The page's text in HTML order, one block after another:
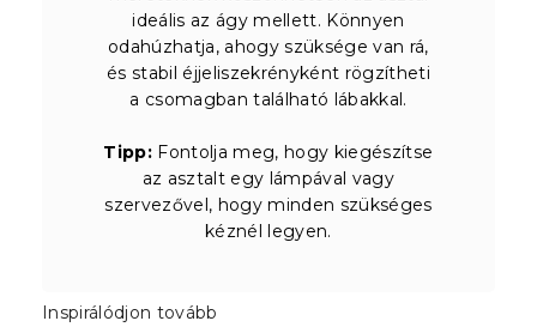
ideális az ágy mellett. Könnyen
odahúzhatja, ahogy szüksége van rá,
és stabil éjjeliszekrényként rögzítheti
a csomagban található lábakkal.
Tipp: Fontolja meg, hogy kiegészítse
az asztalt egy lámpával vagy
szervezővel, hogy minden szükséges
kéznél legyen.
Inspirálódjon tovább